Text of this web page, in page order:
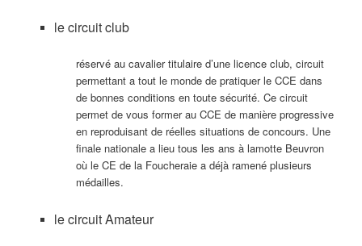
le circuit club
réservé au cavalier titulaire d’une licence club, circuit
permettant a tout le monde de pratiquer le CCE dans
de bonnes conditions en toute sécurité. Ce circuit
permet de vous former au CCE de manière progressive
en reproduisant de réelles situations de concours. Une
finale nationale a lieu tous les ans à lamotte Beuvron
où le CE de la Foucheraie a déjà ramené plusieurs
médailles.
le circuit Amateur